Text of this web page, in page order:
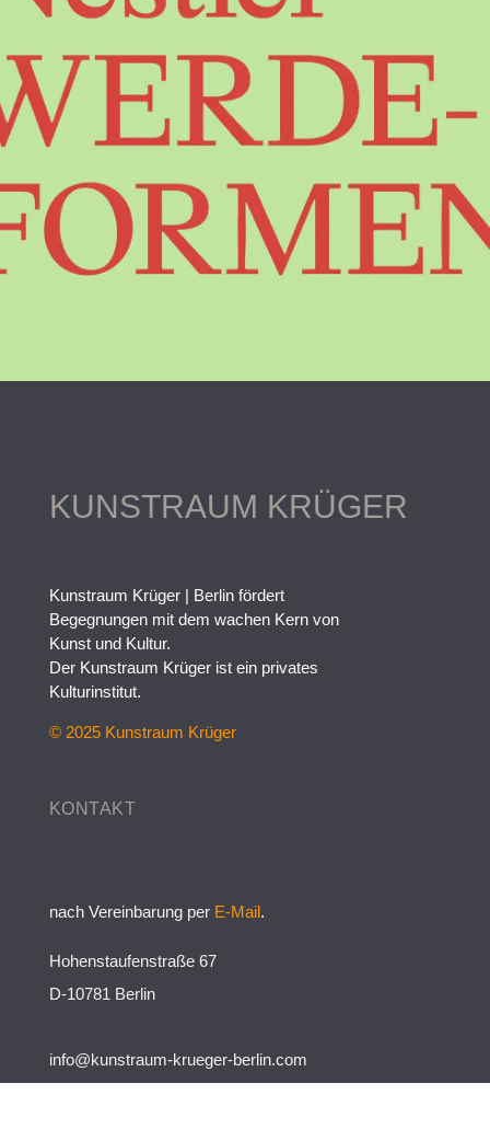
KUNSTRAUM KRÜGER
Kunstraum Krüger | Berlin fördert
Begegnungen mit dem wachen Kern von
Kunst und Kultur.
Der Kunstraum Krüger ist ein privates
Kulturinstitut.
© 2025 Kunstraum Krüger
KONTAKT
nach Vereinbarung per E-Mail.
Hohenstaufenstraße 67
D-10781 Berlin
info@kunstraum-krueger-berlin.com